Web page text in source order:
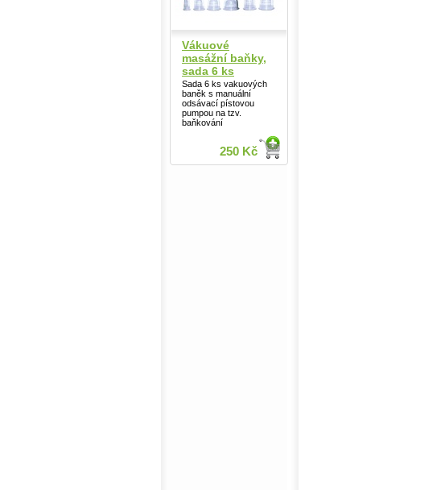
Vákuové
masážní baňky,
sada 6 ks
Sada 6 ks vakuových
baněk s manuální
odsávací pístovou
pumpou na tzv.
baňkování
250 Kč